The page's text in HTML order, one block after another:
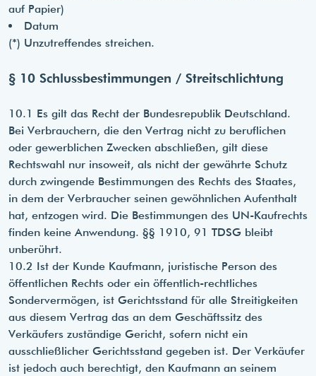
auf Papier)
Datum
(*) Unzutreffendes streichen.
§ 10 Schlussbestimmungen / Streitschlichtung
10.1 Es gilt das Recht der Bundesrepublik Deutschland.
Bei Verbrauchern, die den Vertrag nicht zu beruflichen
oder gewerblichen Zwecken abschließen, gilt diese
Rechtswahl nur insoweit, als nicht der gewährte Schutz
durch zwingende Bestimmungen des Rechts des Staates,
in dem der Verbraucher seinen gewöhnlichen Aufenthalt
hat, entzogen wird. Die Bestimmungen des UN-Kaufrechts
finden keine Anwendung. §§ 1910, 91 TDSG bleibt
unberührt.
10.2 Ist der Kunde Kaufmann, juristische Person des
öffentlichen Rechts oder ein öffentlich-rechtliches
Sondervermögen, ist Gerichtsstand für alle Streitigkeiten
aus diesem Vertrag das an dem Geschäftssitz des
Verkäufers zuständige Gericht, sofern nicht ein
ausschließlicher Gerichtsstand gegeben ist. Der Verkäufer
ist jedoch auch berechtigt, den Kaufmann an seinem